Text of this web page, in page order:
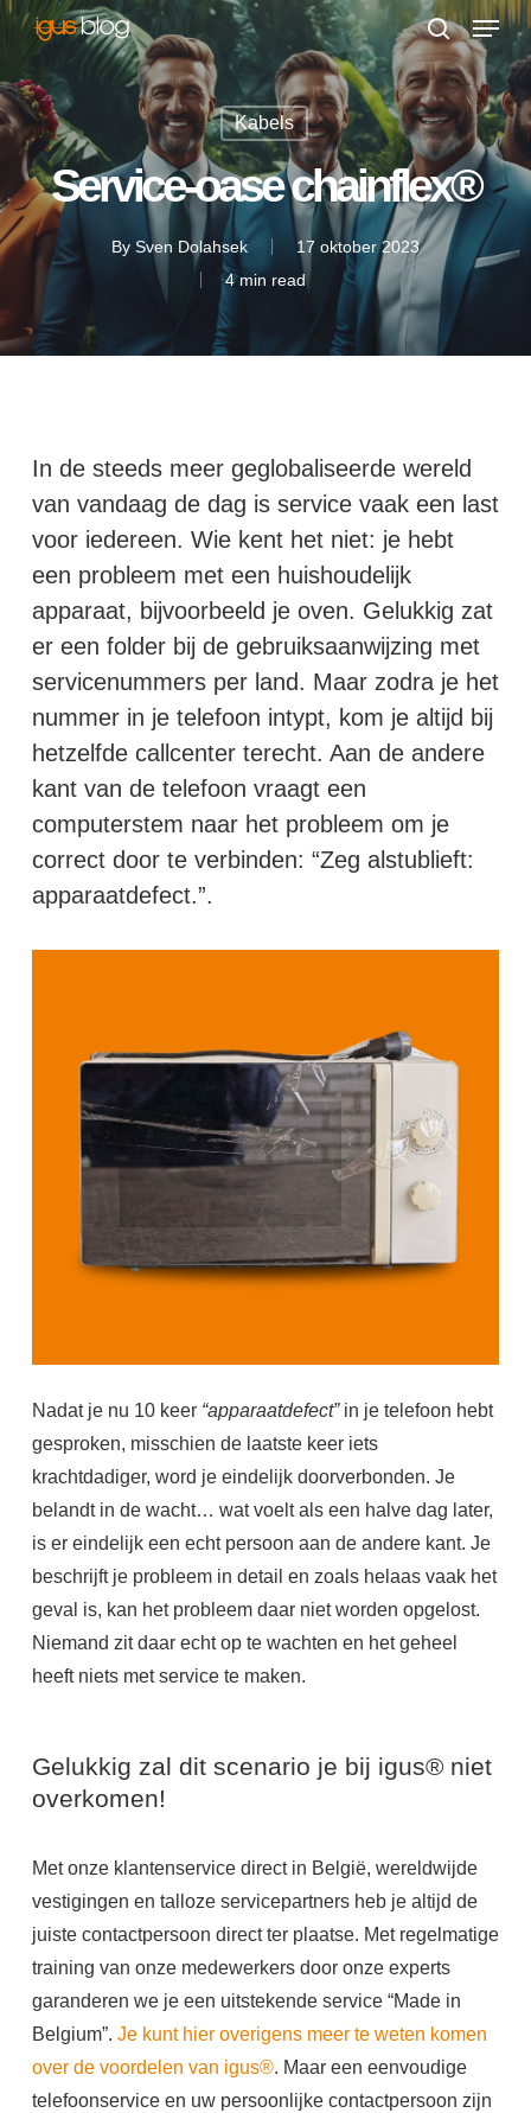
Skip
main
content
search
Menu
Kabels
Service-oase chainflex®
By Sven Dolahsek
17 oktober 2023
4 min read
In de steeds meer geglobaliseerde wereld
van vandaag de dag is service vaak een last
voor iedereen. Wie kent het niet: je hebt
een probleem met een huishoudelijk
apparaat, bijvoorbeeld je oven. Gelukkig zat
er een folder bij de gebruiksaanwijzing met
servicenummers per land. Maar zodra je het
nummer in je telefoon intypt, kom je altijd bij
hetzelfde callcenter terecht. Aan de andere
kant van de telefoon vraagt een
computerstem naar het probleem om je
correct door te verbinden: “Zeg alstublieft:
apparaatdefect.”.
Nadat je nu 10 keer “apparaatdefect”in je telefoon hebt
gesproken, misschien de laatste keer iets
krachtdadiger, word je eindelijk doorverbonden. Je
belandt in de wacht… wat voelt als een halve dag later,
is er eindelijk een echt persoon aan de andere kant. Je
beschrijft je probleem in detail en zoals helaas vaak het
geval is, kan het probleem daar niet worden opgelost.
Niemand zit daar echt op te wachten en het geheel
heeft niets met service te maken.
Gelukkig zal dit scenario je bij igus® niet
overkomen!
Met onze klantenservice direct in België, wereldwijde
vestigingen en talloze servicepartners heb je altijd de
juiste contactpersoon direct ter plaatse. Met regelmatige
training van onze medewerkers door onze experts
garanderen we je een uitstekende service “Made in
Belgium”. Je kunt hier overigens meer te weten komen
over de voordelen van igus®. Maar een eenvoudige
telefoonservice en uw persoonlijke contactpersoon zijn
Close
Menu